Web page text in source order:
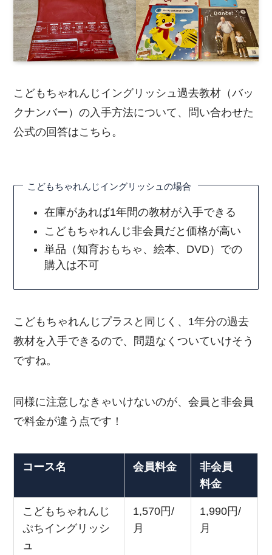
こどもちゃれんじイングリッシュ過去教材（バッ
クナンバー）の入手方法について、問い合わせた
公式の回答はこちら。
こどもちゃれんじイングリッシュの場合
在庫があれば1年間の教材が入手できる
こどもちゃれんじ非会員だと価格が高い
単品（知育おもちゃ、絵本、DVD）での
購入は不可
こどもちゃれんじプラスと同じく、1年分の過去
教材を入手できるので、問題なくついていけそう
ですね。
同様に注意しなきゃいけないのが、会員と非会員
で料金が違う点です！
コース名 会員料金
非会員
料金
こどもちゃれんじ
ぷちイングリッシ
ュ
1,570円/
月
1,990円/
月